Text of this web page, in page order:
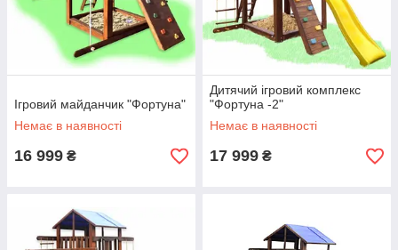
Ігровий майданчик "Фортуна"
Немає в наявності
16 999 ₴
Дитячий ігровий комплекс
"Фортуна -2"
Немає в наявності
17 999 ₴